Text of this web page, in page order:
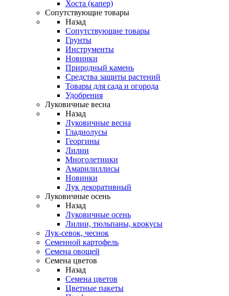
Хоста (капер)
Сопутствующие товары
Назад
Сопутствующие товары
Грунты
Инструменты
Новинки
Природный камень
Средства защиты растений
Товары для сада и огорода
Удобрения
Луковичные весна
Назад
Луковичные весна
Гладиолусы
Георгины
Лилии
Многолетники
Амарилиллисы
Новинки
Лук декоративный
Луковичные осень
Назад
Луковичные осень
Лилии, тюльпаны, крокусы
Лук-севок, чеснок
Семенной картофель
Семена овощей
Семена цветов
Назад
Семена цветов
Цветные пакеты